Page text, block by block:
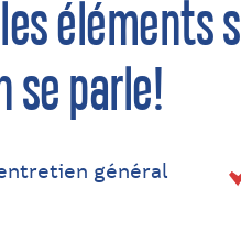
se parle!
général